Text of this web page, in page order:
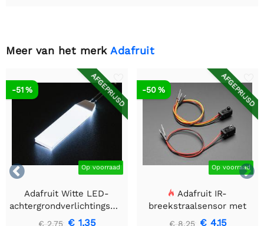
Meer van het merk Adafruit


AFGEPRIJSD
Op voorraad
-51 %
Adafruit Witte LED-
achtergrondverlichtingsmodule
- Klein 12 mm x 40 mm
€ 2,75 € 1,35
AFGEPRIJSD
Op voorraad
-50 %
Adafruit IR-
breekstraalsensor met
premium draadheader
€ 8,25 € 4,15